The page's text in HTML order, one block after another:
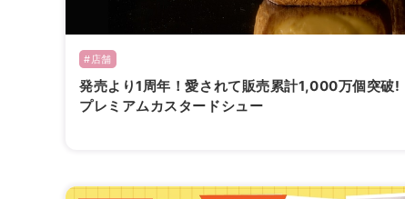
#店舗
発売より1周年！愛されて販売累計1,000万個突破!
プレミアムカスタードシュー